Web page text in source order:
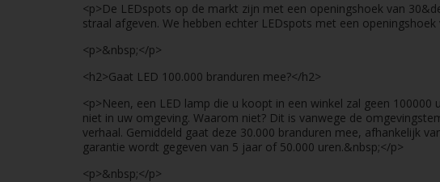
<p>De LEDspots op de markt zijn met een openingshoek van
straal afgeven. We hebben echter LEDspots met een
<p>&nbsp;</p>
<h2>Gaat LED 100.000 branduren mee?</h2>
<p>Neen, een LED lamp die u koopt in een winkel zal geen
niet in uw omgeving. Waarom niet? Dit is vanwege de
verhaal. Gemiddeld gaat deze 30.000 branduren mee, afhankelijk
garantie wordt gegeven van 5 jaar of 50.000 uren.&nbsp;</p>
<p>&nbsp;</p>